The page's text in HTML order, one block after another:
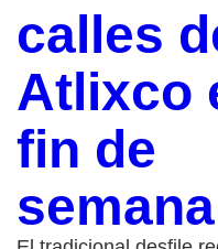
calles
Atlixco
fin de
semana